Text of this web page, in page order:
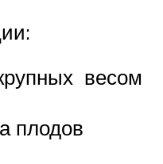
весом
плодов